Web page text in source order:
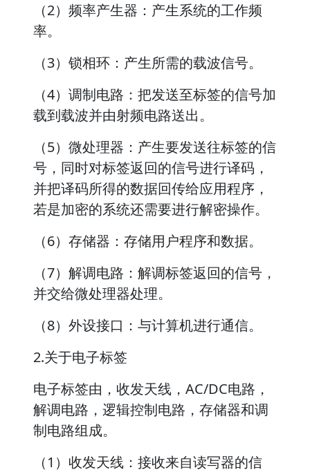
（2）频率产生器：产生系统的工作频
率。
（3）锁相环：产生所需的载波信号。
（4）调制电路：把发送至标签的信号加
载到载波并由射频电路送出。
（5）微处理器：产生要发送往标签的信
号，同时对标签返回的信号进行译码，
并把译码所得的数据回传给应用程序，
若是加密的系统还需要进行解密操作。
（6）存储器：存储用户程序和数据。
（7）解调电路：解调标签返回的信号，
并交给微处理器处理。
（8）外设接口：与计算机进行通信。
2.关于电子标签
电子标签由，收发天线，AC/DC电路，
解调电路，逻辑控制电路，存储器和调
制电路组成。
（1）收发天线：接收来自读写器的信